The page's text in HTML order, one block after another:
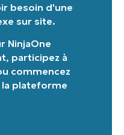
besoin d'une
sur site.
NinjaOne
, participez à
commencez
plateforme